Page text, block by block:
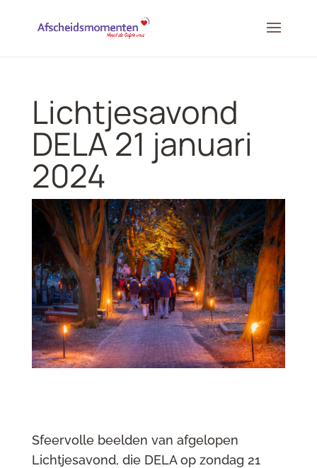
Lichtjesavond
DELA 21 januari
2024
Sfeervolle beelden van afgelopen
Lichtjesavond, die DELA op zondag 21